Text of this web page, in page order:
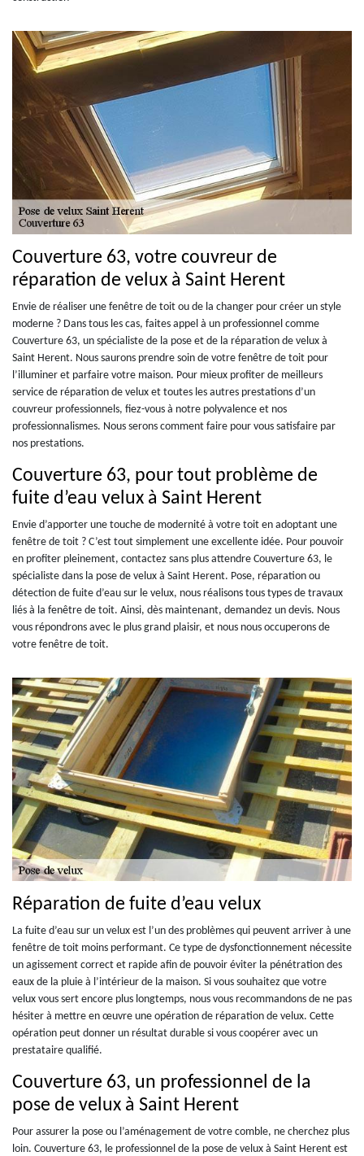
Couverture 63, votre couvreur de
réparation de velux à Saint Herent
Envie de réaliser une fenêtre de toit ou de la changer pour créer un style
moderne ? Dans tous les cas, faites appel à un professionnel comme
Couverture 63, un spécialiste de la pose et de la réparation de velux à
Saint Herent. Nous saurons prendre soin de votre fenêtre de toit pour
l’illuminer et parfaire votre maison. Pour mieux profiter de meilleurs
service de réparation de velux et toutes les autres prestations d’un
couvreur professionnels, fiez-vous à notre polyvalence et nos
professionnalismes. Nous serons comment faire pour vous satisfaire par
nos prestations.
Couverture 63, pour tout problème de
fuite d’eau velux à Saint Herent
Envie d’apporter une touche de modernité à votre toit en adoptant une
fenêtre de toit ? C’est tout simplement une excellente idée. Pour pouvoir
en profiter pleinement, contactez sans plus attendre Couverture 63, le
spécialiste dans la pose de velux à Saint Herent. Pose, réparation ou
détection de fuite d’eau sur le velux, nous réalisons tous types de travaux
liés à la fenêtre de toit. Ainsi, dès maintenant, demandez un devis. Nous
vous répondrons avec le plus grand plaisir, et nous nous occuperons de
votre fenêtre de toit.
Réparation de fuite d’eau velux
La fuite d’eau sur un velux est l’un des problèmes qui peuvent arriver à une
fenêtre de toit moins performant. Ce type de dysfonctionnement nécessite
un agissement correct et rapide afin de pouvoir éviter la pénétration des
eaux de la pluie à l’intérieur de la maison. Si vous souhaitez que votre
velux vous sert encore plus longtemps, nous vous recommandons de ne pas
hésiter à mettre en œuvre une opération de réparation de velux. Cette
opération peut donner un résultat durable si vous coopérer avec un
prestataire qualifié.
Couverture 63, un professionnel de la
pose de velux à Saint Herent
Pour assurer la pose ou l’aménagement de votre comble, ne cherchez plus
loin. Couverture 63, le professionnel de la pose de velux à Saint Herent est